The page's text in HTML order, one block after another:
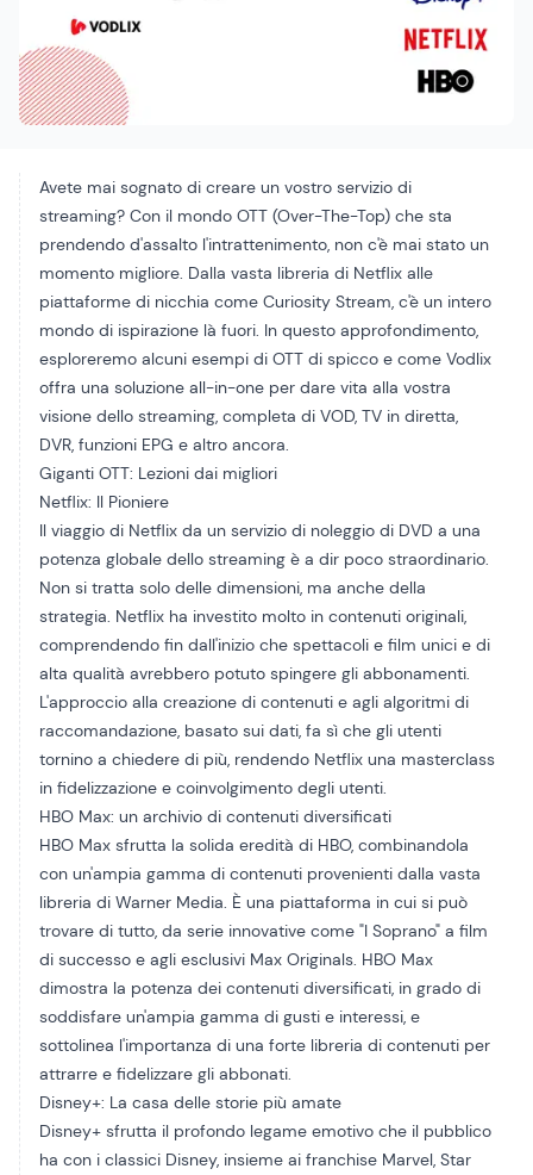
Avete mai sognato di creare un vostro servizio di
streaming? Con il mondo OTT (Over-The-Top) che sta
prendendo d'assalto l'intrattenimento, non c'è mai stato un
momento migliore. Dalla vasta libreria di Netflix alle
piattaforme di nicchia come Curiosity Stream, c'è un intero
mondo di ispirazione là fuori. In questo approfondimento,
esploreremo alcuni esempi di OTT di spicco e come Vodlix
offra una soluzione all-in-one per dare vita alla vostra
visione dello streaming, completa di VOD, TV in diretta,
DVR, funzioni EPG e altro ancora.
Giganti OTT: Lezioni dai migliori
Netflix: Il Pioniere
Il viaggio di Netflix da un servizio di noleggio di DVD a una
potenza globale dello streaming è a dir poco straordinario.
Non si tratta solo delle dimensioni, ma anche della
strategia. Netflix ha investito molto in contenuti originali,
comprendendo fin dall'inizio che spettacoli e film unici e di
alta qualità avrebbero potuto spingere gli abbonamenti.
L'approccio alla creazione di contenuti e agli algoritmi di
raccomandazione, basato sui dati, fa sì che gli utenti
tornino a chiedere di più, rendendo Netflix una masterclass
in fidelizzazione e coinvolgimento degli utenti.
HBO Max: un archivio di contenuti diversificati
HBO Max sfrutta la solida eredità di HBO, combinandola
con un'ampia gamma di contenuti provenienti dalla vasta
libreria di Warner Media. È una piattaforma in cui si può
trovare di tutto, da serie innovative come "I Soprano" a film
di successo e agli esclusivi Max Originals. HBO Max
dimostra la potenza dei contenuti diversificati, in grado di
soddisfare un'ampia gamma di gusti e interessi, e
sottolinea l'importanza di una forte libreria di contenuti per
attrarre e fidelizzare gli abbonati.
Disney+: La casa delle storie più amate
Disney+ sfrutta il profondo legame emotivo che il pubblico
ha con i classici Disney, insieme ai franchise Marvel, Star